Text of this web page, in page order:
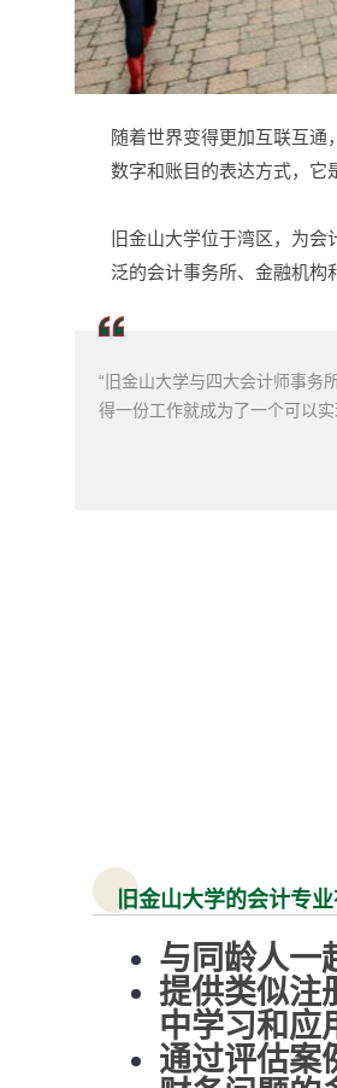
随着世界变得更加互联互
数字和账目的表达方式，它
旧金山大学位于湾区，为
泛的会计事务所、金融机构
“旧金山大学与四大会计师事务
得一份工作就成为了一个可以实
旧金山大学的会计专业
与同龄人一
提供类似注
中学习和应
通过评估案